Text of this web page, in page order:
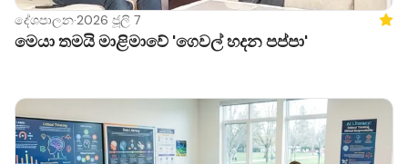
දේශපාලන·2026 ජූලි 7
මෙයා තමයි මාළිමාවේ 'ගෙවල් හදන පප්පා'